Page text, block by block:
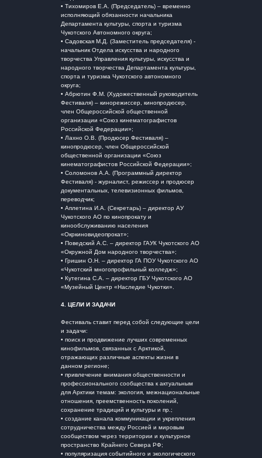
• Тихомиров Е.А. (Председатель) – временно
исполняющий обязанности начальника
Департамента культуры, спорта и туризма
Чукотского Автономного округа;
• Садовская М.Д. (Заместитель председателя) -
начальник Отдела искусства и народного
творчества Управления культуры, искусства и
народного творчества Департамента культуры,
спорта и туризма Чукотского автономного
округа;
• Абрютин Ф.М. (Художественный руководитель
Фестиваля) – кинорежиссер, кинопродюсер,
член Общероссийской общественной
организации «Союз кинематографистов
Российской Федерации»;
• Лахно О.В. (Продюсер Фестиваля) –
кинопродюсер, член Общероссийской
общественной организации «Союз
кинематографистов Российской Федерации»;
• Соломонов А.А. (Программный директор
Фестиваля) - журналист, режиссер и продюсер
документальных, телевизионных фильмов,
переводчик;
• Аплетина И.А. (Секретарь) – директор АУ
Чукотского АО по кинопрокату и
кинообслуживанию населения
«Окркиновидеопрокат»;
• Поведский А.С. – директор ГАУК Чукотского АО
«Окружной Дом народного творчества»;
• Гришин О.Н. – директор ГА ПОУ Чукотского АО
«Чукотский многопрофильный колледж»;
• Кутегина С.А. – директор ГБУ Чукотского АО
«Музейный Центр «Наследие Чукотки».
4. ЦЕЛИ И ЗАДАЧИ
Фестиваль ставит перед собой следующие цели
и задачи:
• поиск и продвижение лучших современных
кинофильмов, связанных с Арктикой,
отражающих различные аспекты жизни в
данном регионе;
• привлечение внимания общественности и
профессионального сообщества к актуальным
для Арктики темам: экология, межнациональные
отношения, преемственность поколений,
сохранение традиций и культуры и пр.;
• создание канала коммуникации и укрепления
сотрудничества между Россией и мировым
сообществом через территории и культурное
пространство Крайнего Севера РФ;
• популяризация событийного и экологического